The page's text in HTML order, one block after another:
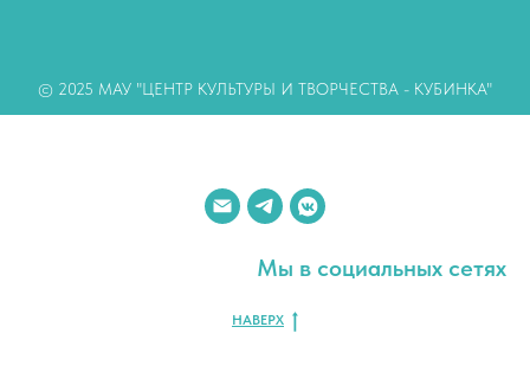
© 2025 МАУ "ЦЕНТР КУЛЬТУРЫ И ТВОРЧЕСТВА - КУБИНКА"
Мы в социальных сетях
НАВЕРХ